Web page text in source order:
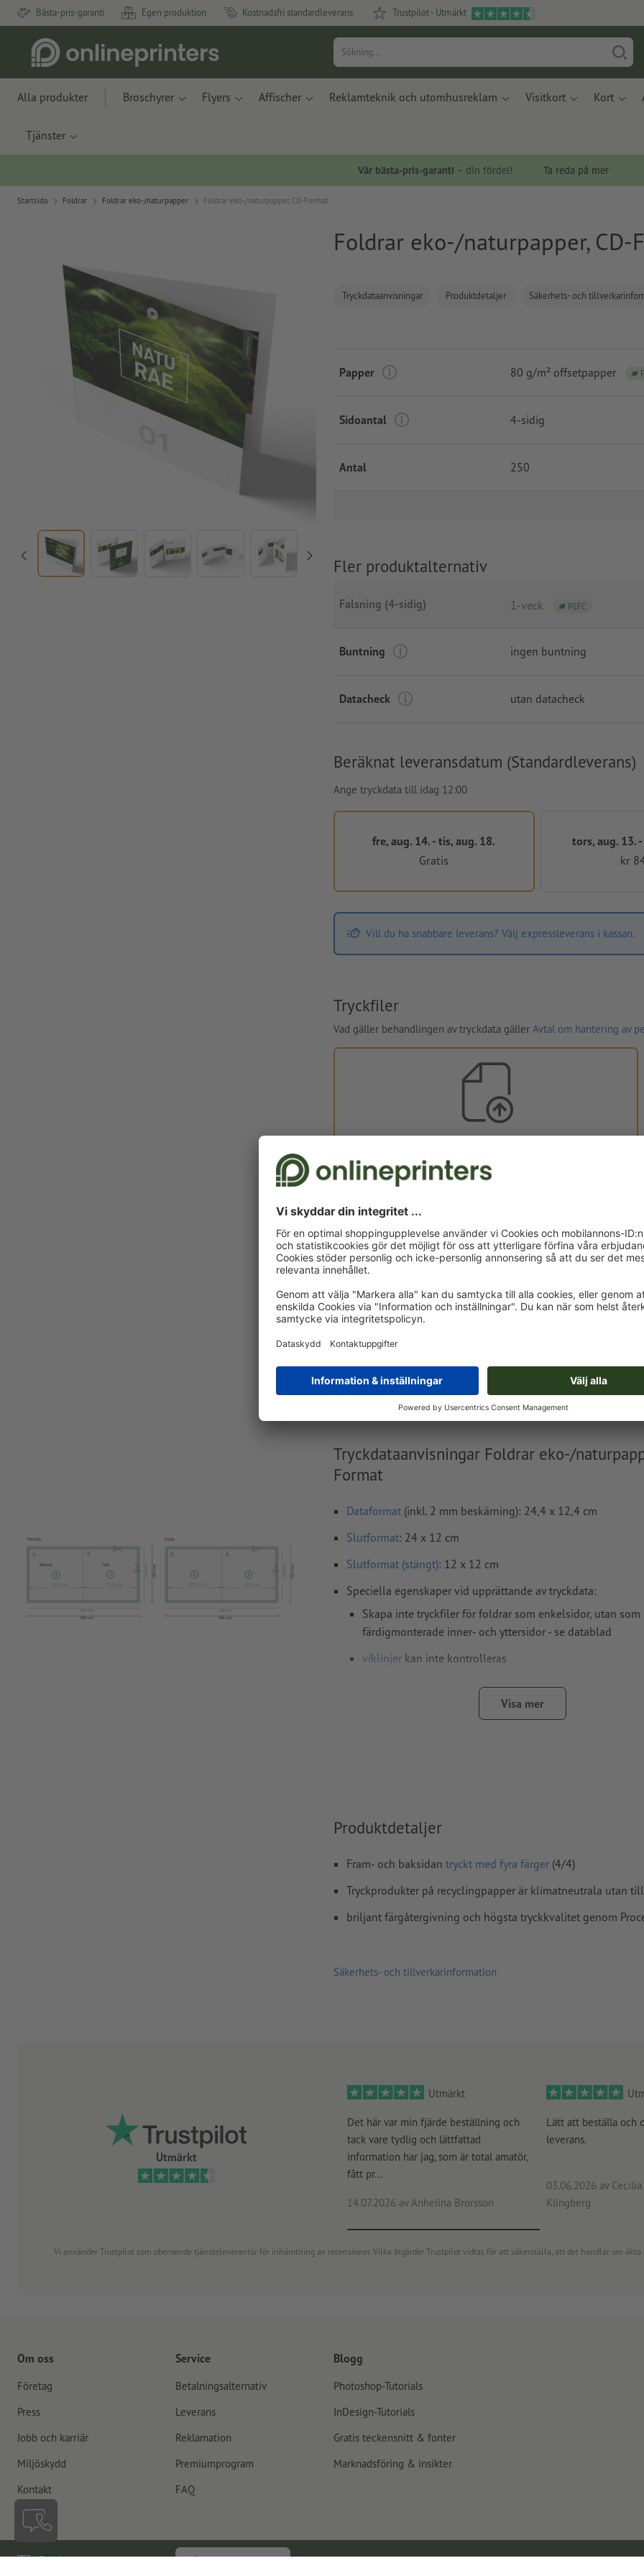
Bästa-pris-garanti Egen produktion Kostnadsfri standardleverans Trustpilot - Utmärkt
Alla produkter Broschyrer Flyers Affischer Reklamteknik och utomhusreklam Visitkort Kort
Tjänster
Vår bästa-pris-garanti – din fördel! Ta reda på mer
Startsida Foldrar Foldrar eko-/naturpapper Foldrar eko-/naturpapper, CD-Format
Foldrar eko-/naturpapper, CD-
Tryckdataanvisningar Produktdetaljer Säkerhets- och
Papper 80 g/m² offsetpapper
Sidoantal 4-sidig
Antal 250
Fler produktalternativ
Falsning (4-sidig) 1-veck PEFC
Buntning ingen buntning
Datacheck utan datacheck
Beräknat leveransdatum (Standardleverans)
Ange tryckdata till idag 12:00
fre, aug. 14. - tis, aug. 18.
Gratis
tors, aug. 13.
kr
Vill du ha snabbare leverans? Välj expressleverans i kassan.
Tryckfiler
Vad gäller behandlingen av tryckdata gäller Avtal om hantering av
Du kan ladda upp dina tryckdata före eller efter köpet.
Ladda upp nu
fre, aug. 14. - tis, aug. 18.
Vikt: ca.
575 g
Tryckdataanvisningar Foldrar eko-/
Format
Dataformat (inkl. 2 mm beskärning): 24,4 x 12,4 cm
Slutformat: 24 x 12 cm
Slutformat (stängt): 12 x 12 cm
Speciella egenskaper vid upprättande av tryckdata:
Skapa inte tryckfiler för foldrar som enkelsidor, utan som
färdigmonterade inner- och yttersidor - se datablad
viklinjer kan inte kontrolleras
vi kan tyvärr inte alltid ta hänsyn tilllöpriktning
För att motivet i den färdiga trycktprodukten inte ska
Upplösning:300 dpi
Lägg 2 mm runtom beskärning viktig information med min. 4
kurvor
(PSO Uncoated v3 FOGRA52) för obestruket papper
Hur skapar jag utskriftsdata korrekt?
Visa mer
Produktdetaljer
Fram- och baksidan tryckt med fyra färger (4/4)
Tryckprodukter på recyclingpapper är klimatneutrala utan
briljant färgåtergivning och högsta tryckkvalitet genom
Säkerhets- och tillverkarinformation
Utmärkt
Utmärkt
Det här var min fjärde beställning och
tack vare tydlig och lättfattad
information har jag, som är total amatör,
fått pr...
14.07.2026 av Anhelina Brorsson
Lätt att beställa och
leverans.
03.06.2026 av
Klingberg
Vi använder Trustpilot som oberoende tjänsteleverantör för inhämtning av recensioner. Vilka åtgärder Trustpilot vidtar, för att säkerställa, att det handlar om äkta
Om oss
Företag
Press
Jobb och karriär
Miljöskydd
Kontakt
Service
Betalningsalternativ
Leverans
Reklamation
Premiumprogram
FAQ
Blogg
Photoshop-Tutorials
InDesign-Tutorials
Gratis teckensnitt & fonter
Marknadsföring & insikter
Sverige